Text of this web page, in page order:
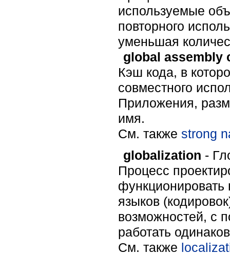
используемые
повторного
уменьшая
global assembly
Кэш кода, в
совместного
Приложения,
имя.
Cм. также strong
globalization -
Процесс
функционировать
языков
возможностей, с
работать
Cм. также